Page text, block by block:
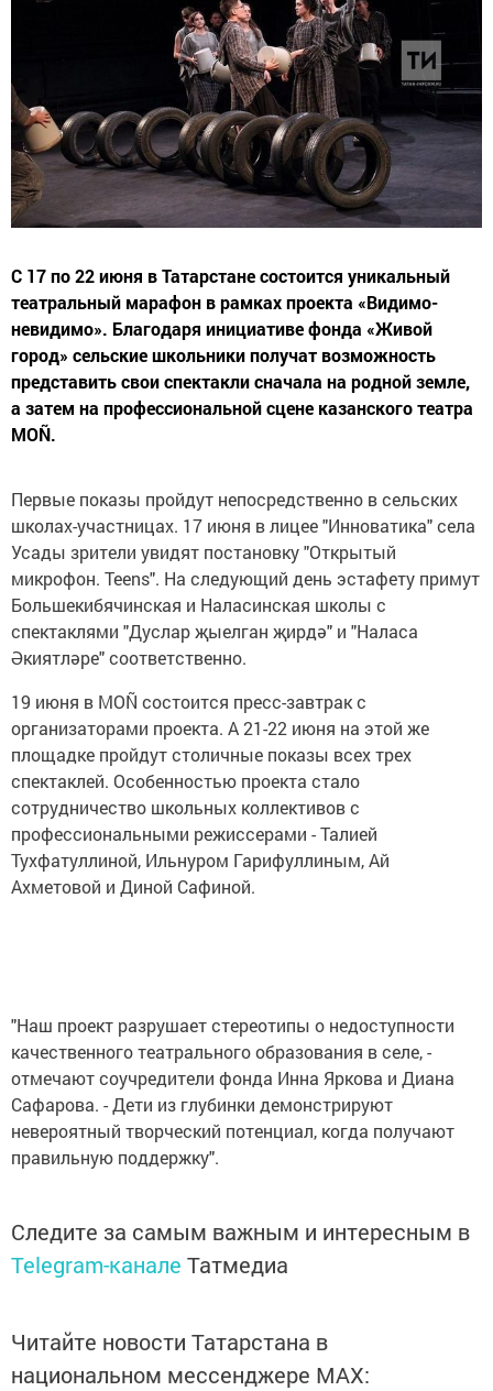
С 17 по 22 июня в Татарстане состоится уникальный
театральный марафон в рамках проекта «Видимо-
невидимо». Благодаря инициативе фонда «Живой
город» сельские школьники получат возможность
представить свои спектакли сначала на родной земле,
а затем на профессиональной сцене казанского театра
MOÑ.
Первые показы пройдут непосредственно в сельских
школах-участницах. 17 июня в лицее "Инноватика" села
Усады зрители увидят постановку "Открытый
микрофон. Teens". На следующий день эстафету примут
Большекибячинская и Наласинская школы с
спектаклями "Дуслар җыелган җирдә" и "Наласа
Әкиятләре" соответственно.
19 июня в MOÑ состоится пресс-завтрак с
организаторами проекта. А 21-22 июня на этой же
площадке пройдут столичные показы всех трех
спектаклей. Особенностью проекта стало
сотрудничество школьных коллективов с
профессиональными режиссерами - Талией
Тухфатуллиной, Ильнуром Гарифуллиным, Ай
Ахметовой и Диной Сафиной.
"Наш проект разрушает стереотипы о недоступности
качественного театрального образования в селе, -
отмечают соучредители фонда Инна Яркова и Диана
Сафарова. - Дети из глубинки демонстрируют
невероятный творческий потенциал, когда получают
правильную поддержку".
Следите за самым важным и интересным в
Telegram-канале Татмедиа
Читайте новости Татарстана в
национальном мессенджере MАХ: